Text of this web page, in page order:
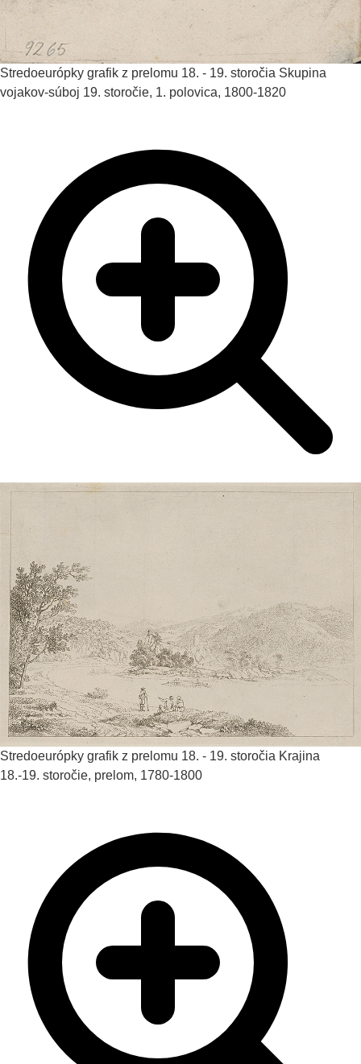
Stredoeurópky grafik z prelomu 18. - 19. storočia Skupina
vojakov-súboj 19. storočie, 1. polovica, 1800-1820
Stredoeurópky grafik z prelomu 18. - 19. storočia Krajina
18.-19. storočie, prelom, 1780-1800